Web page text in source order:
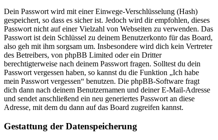
Dein Passwort wird mit einer Einwege-Verschlüsselung (Hash)
gespeichert, so dass es sicher ist. Jedoch wird dir empfohlen, dieses
Passwort nicht auf einer Vielzahl von Webseiten zu verwenden. Das
Passwort ist dein Schlüssel zu deinem Benutzerkonto für das Board,
also geh mit ihm sorgsam um. Insbesondere wird dich kein Vertreter
des Betreibers, von phpBB Limited oder ein Dritter
berechtigterweise nach deinem Passwort fragen. Solltest du dein
Passwort vergessen haben, so kannst du die Funktion „Ich habe
mein Passwort vergessen“ benutzen. Die phpBB-Software fragt
dich dann nach deinem Benutzernamen und deiner E-Mail-Adresse
und sendet anschließend ein neu generiertes Passwort an diese
Adresse, mit dem du dann auf das Board zugreifen kannst.
Gestattung der Datenspeicherung